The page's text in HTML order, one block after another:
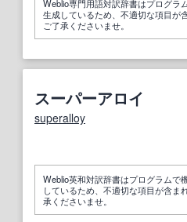
Weblio専門用語対訳辞書はプログラ
生成しているため、不適切な項目が
ご了承くださいませ。
スーパーアロイ
superalloy
Weblio英和対訳辞書はプログラムで
しているため、不適切な項目が含ま
承くださいませ。